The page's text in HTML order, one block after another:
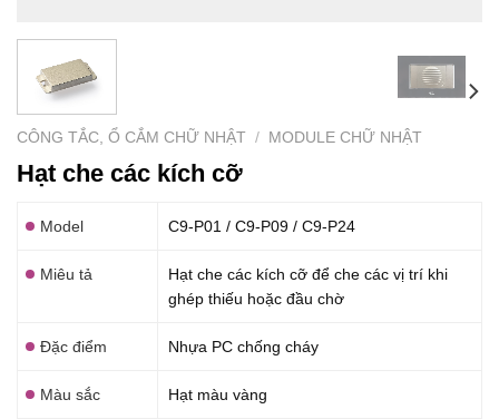
CÔNG TẮC, Ổ CẮM CHỮ NHẬT / MODULE CHỮ NHẬT
Hạt che các kích cỡ
Model C9-P01 / C9-P09 / C9-P24
Miêu tả
Hạt che các kích cỡ để che các vị trí khi
ghép thiếu hoặc đầu chờ
Đặc điểm Nhựa PC chống cháy
Màu sắc Hạt màu vàng